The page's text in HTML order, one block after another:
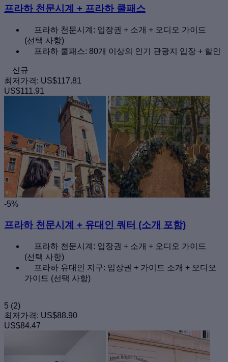
프라하 천문시계 + 프라하 쿨패스
프라하 천문시계: 입장권 + 소개 + 오디오 가이드
(선택 사항)
프라하 쿨패스: 80개 이상의 인기 관광지 입장 + 할인
신규
최저가격: US$117.81
US$111.91
-5%
프라하 천문시계 + 유대인 쿼터 (소개 포함)
프라하 천문시계: 입장권 + 소개 + 오디오 가이드
(선택 사항)
프라하 유대인 지구: 입장권 + 가이드 소개 + 오디오
가이드 (선택 사항)
5 (2)
최저가격: US$88.90
US$84.47